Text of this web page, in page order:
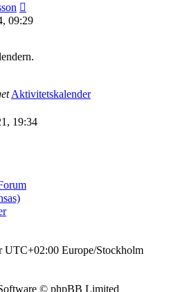
till
inlägget
09:29
Aktivitetskalender
19:34
UTC+02:00 Europe/Stockholm
© phpBB Limited